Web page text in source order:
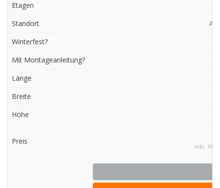
Etagen
Standort
Winterfest?
Mit Montageanleitung?
Länge
Breite
Höhe
Preis
inkl. 19%